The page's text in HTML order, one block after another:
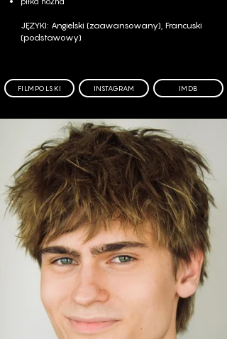
JĘZYKI: Angielski (zaawansowany), Francuski
(podstawowy)
FILMPOLSKI INSTAGRAM IMDB